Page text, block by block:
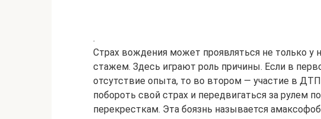
.
Страх вождения может проявляться не только у
стажем. Здесь играют роль причины. Если в
отсутствие опыта, то во втором — участие в
побороть свой страх и передвигаться за рулем
перекресткам. Эта боязнь называется